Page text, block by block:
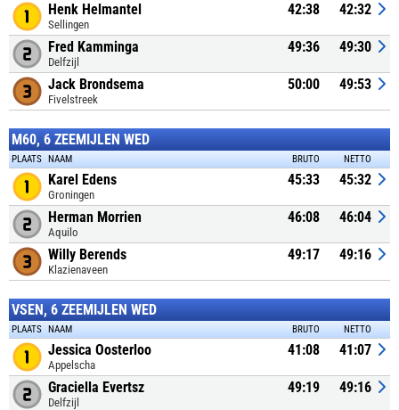
Henk Helmantel
Sellingen
42:38 42:32
Fred Kamminga
Delfzijl
49:36 49:30
Jack Brondsema
Fivelstreek
50:00 49:53
M60, 6 ZEEMIJLEN WED
PLAATS NAAM BRUTO NETTO
Karel Edens
Groningen
45:33 45:32
Herman Morrien
Aquilo
46:08 46:04
Willy Berends
Klazienaveen
49:17 49:16
VSEN, 6 ZEEMIJLEN WED
PLAATS NAAM BRUTO NETTO
Jessica Oosterloo
Appelscha
41:08 41:07
Graciella Evertsz
Delfzijl
49:19 49:16